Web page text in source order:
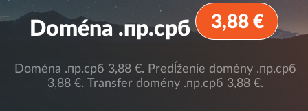
Doména .пр.срб 3,88 €
Doména .пр.срб 3,88 €. Predĺženie domény .пр.срб
3,88 €. Transfer domény .пр.срб 3,88 €.